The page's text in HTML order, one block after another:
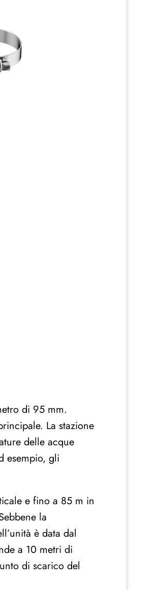
di 95 mm.
La stazione
delle acque
esempio, gli
e fino a 85 m in
la
è data dal
a 10 metri di
di scarico del